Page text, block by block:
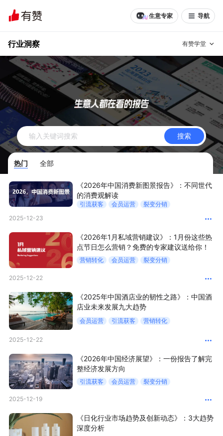
生意专家 导航
有赞学堂
行业洞察
有赞说增长
私域日历 增长方法
有赞说案例拆解 有赞专家说
有赞成功案例
面对面聊增长
有赞春季发布会 实干家直播间
新零售私享会 门店经营增长公开课
AllValue 战略合作
增长产品指南
智库 产品场景库
产品更新动态 帮助中心
品牌消费观 行业报告
新零售资讯
培训课程
搜索
热门 全部
《2026年中国消费新图景报告》：不同世代
的消费观解读
引流获客 会员运营
裂变分销
2025-12-23
《2026年1月私域营销建议》：1月份这些热
点节日怎么营销？免费的专家建议送给你！
营销转化 会员运营 裂变分销
2025-12-22
《2025年中国酒店业的韧性之路》：中国酒
店业未来发展九大趋势
会员运营 引流获客 营销转化
2025-12-22
《2026年中国经济展望》：一份报告了解完
整经济发展方向
引流获客 会员运营 裂变分销
2025-12-19
《日化行业市场趋势及创新动态》：3大趋势
深度分析